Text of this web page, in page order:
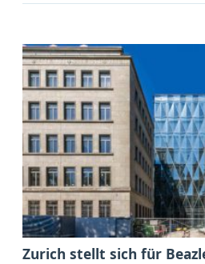
Zurich stellt sich für